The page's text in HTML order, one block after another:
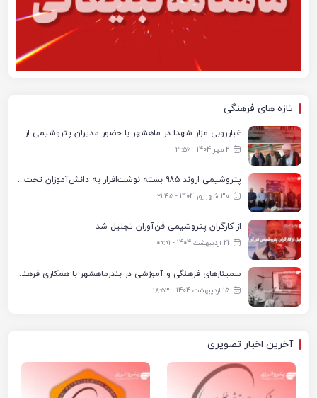
تازه های فرهنگی
غبارروبی مزار شهدا در ماهشهر با حضور مدیران پتروشیمی اروند و مسئولان شهری
2 مهر 1404 - ۲۱:۵۶
پتروشیمی اروند ۹۸۵ بسته نوشت‌افزار به دانش‌آموزان تحت پوشش کمیته امداد بندرماهشهر اهدا کرد
30 شهریور 1404 - ۲۱:۴۵
از کارگران پتروشیمی فن‌آوران تجلیل شد
21 اردیبهشت 1404 - ۰۰:۰۱
سمینارهای فرهنگی و آموزشی در بندرماهشهر با همکاری فرهنگ‌سرای پتروشیمی مارون
15 اردیبهشت 1404 - ۱۸:۵۳
آخرین اخبار تصویری